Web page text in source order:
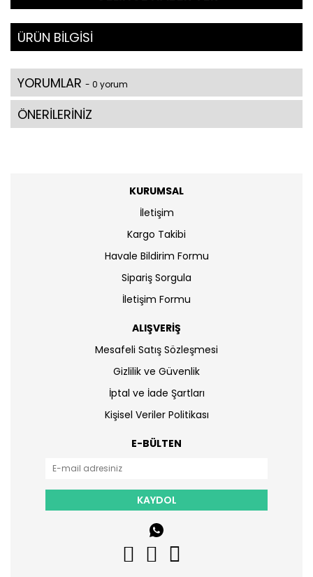
ÜRÜN BİLGİSİ
YORUMLAR - 0 yorum
ÖNERİLERİNİZ
KURUMSAL
İletişim
Kargo Takibi
Havale Bildirim Formu
Sipariş Sorgula
İletişim Formu
ALIŞVERİŞ
Mesafeli Satış Sözleşmesi
Gizlilik ve Güvenlik
İptal ve İade Şartları
Kişisel Veriler Politikası
E-BÜLTEN
KAYDOL